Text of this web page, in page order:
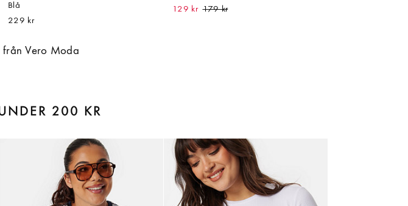
Blå
229 kr
129 kr
från Vero Moda
200 KR